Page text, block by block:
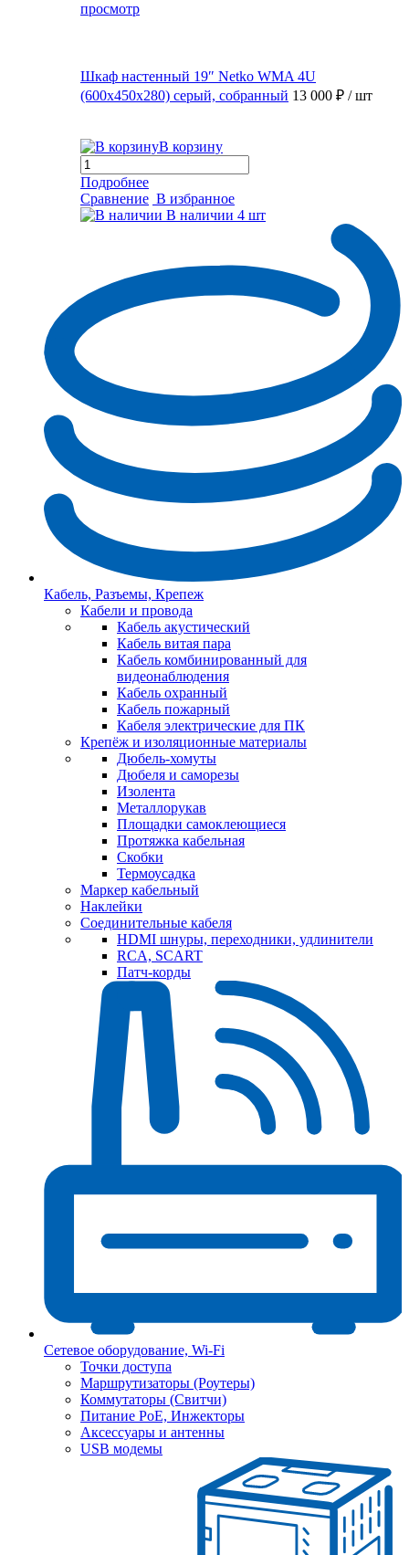
просмотр
Шкаф настенный 19″ Netko WMA 4U
(600x450x280) серый, собранный 13 000 ₽ / шт
В корзину
Подробнее
Сравнение В избранное
В наличии 4 шт
Кабель, Разъемы, Крепеж
Кабели и провода
Кабель акустический
Кабель витая пара
Кабель комбинированный для
видеонаблюдения
Кабель охранный
Кабель пожарный
Кабеля электрические для ПК
Крепёж и изоляционные материалы
Дюбель-хомуты
Дюбеля и саморезы
Изолента
Металлорукав
Площадки самоклеющиеся
Протяжка кабельная
Скобки
Термоусадка
Маркер кабельный
Наклейки
Соединительные кабеля
HDMI шнуры, переходники, удлинители
RCA, SCART
Патч-корды
Сетевое оборудование, Wi-Fi
Точки доступа
Маршрутизаторы (Роутеры)
Коммутаторы (Свитчи)
Питание PoE, Инжекторы
Аксессуары и антенны
USB модемы